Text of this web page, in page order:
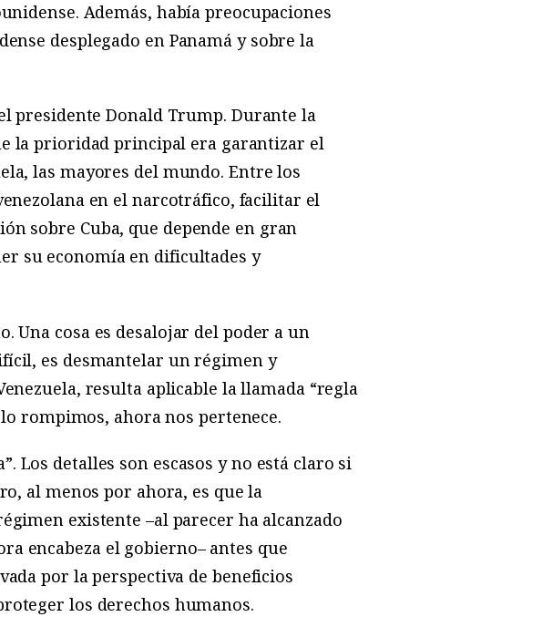
Además, había preocupaciones
desplegado en Panamá y sobre la
presidente Donald Trump. Durante la
la prioridad principal era garantizar el
las mayores del mundo. Entre los
en el narcotráfico, facilitar el
sobre Cuba, que depende en gran
su economía en dificultades y
Una cosa es desalojar del poder a un
es desmantelar un régimen y
resulta aplicable la llamada “regla
rompimos, ahora nos pertenece.
Los detalles son escasos y no está claro si
al menos por ahora, es que la
existente –al parecer ha alcanzado
encabeza el gobierno– antes que
por la perspectiva de beneficios
los derechos humanos.